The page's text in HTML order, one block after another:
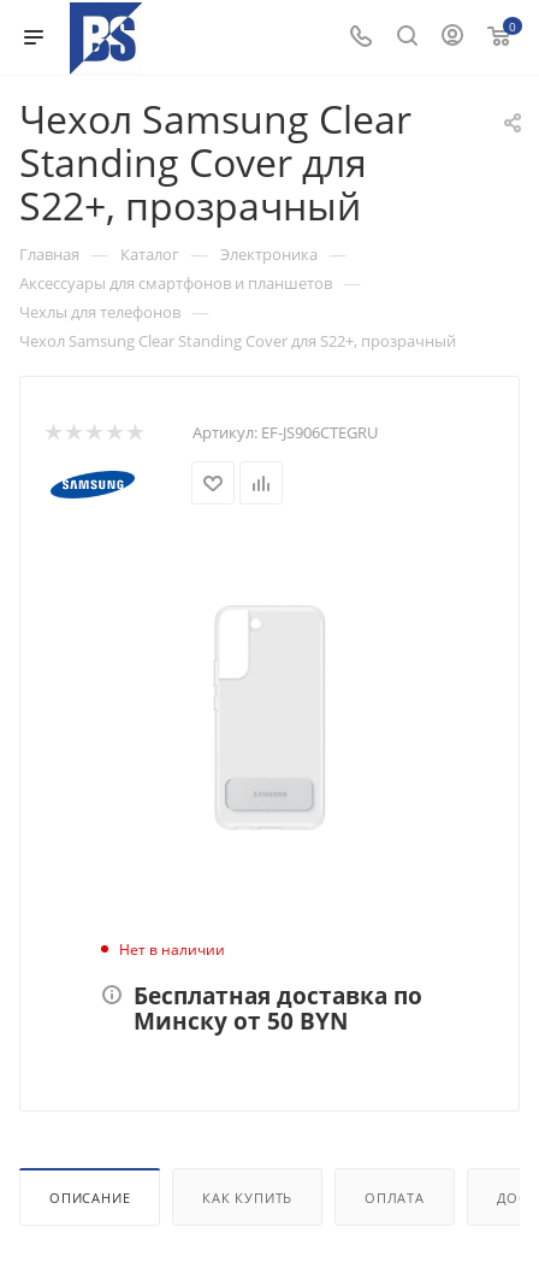
0
Чехол Samsung Clear
Standing Cover для
S22+, прозрачный
Главная — Каталог — Электроника —
Аксессуары для смартфонов и планшетов —
Чехлы для телефонов —
Чехол Samsung Clear Standing Cover для S22+, прозрачный
Артикул: EF-JS906CTEGRU
Нет в наличии
Бесплатная доставка по
Минску от 50 BYN
ОПИСАНИЕ КАК КУПИТЬ ОПЛАТА